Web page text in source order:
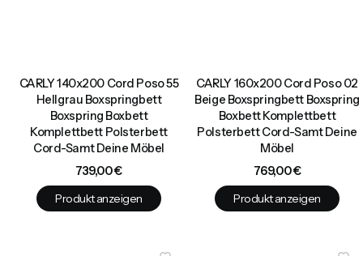
CARLY 140x200 Cord Poso 55
Hellgrau Boxspringbett
Boxspring Boxbett
Komplettbett Polsterbett
Cord-Samt Deine Möbel
Preis
739,00 €
Produkt anzeigen
CARLY 160x200 Cord Poso 02
Beige Boxspringbett Boxspring
Boxbett Komplettbett
Polsterbett Cord-Samt Deine
Möbel
Preis
769,00 €
Produkt anzeigen